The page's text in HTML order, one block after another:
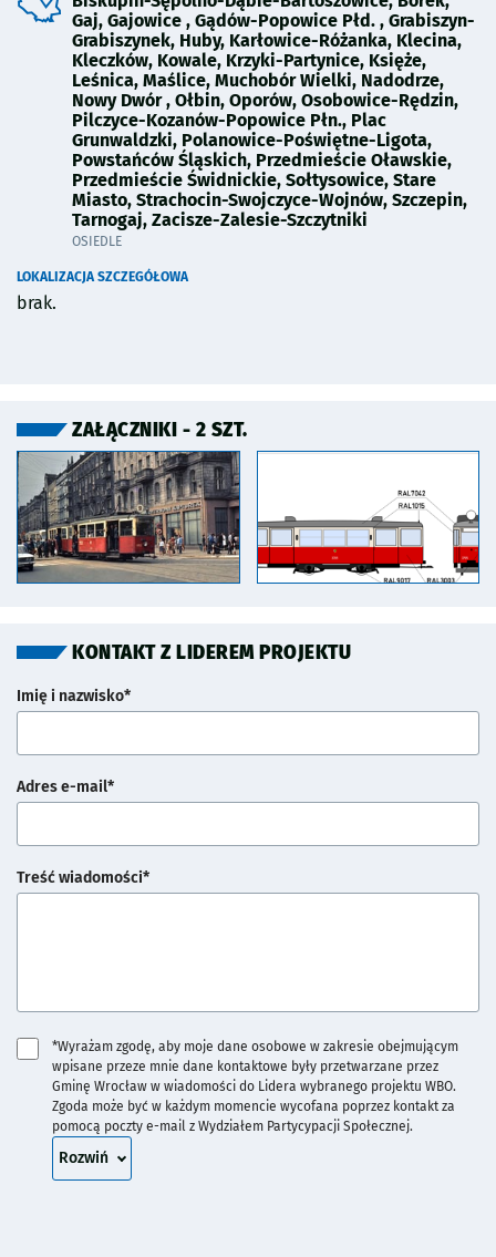
Gaj, Gajowice , Gądów-Popowice Płd. , Grabiszyn-
Grabiszynek, Huby, Karłowice-Różanka, Klecina,
Kleczków, Kowale, Krzyki-Partynice, Księże,
Leśnica, Maślice, Muchobór Wielki, Nadodrze,
Nowy Dwór , Ołbin, Oporów, Osobowice-Rędzin,
Pilczyce-Kozanów-Popowice Płn., Plac
Grunwaldzki, Polanowice-Poświętne-Ligota,
Powstańców Śląskich, Przedmieście Oławskie,
Przedmieście Świdnickie, Sołtysowice, Stare
Miasto, Strachocin-Swojczyce-Wojnów, Szczepin,
Tarnogaj, Zacisze-Zalesie-Szczytniki
OSIEDLE
LOKALIZACJA SZCZEGÓŁOWA
brak.
ZAŁĄCZNIKI - 2 SZT.
KONTAKT Z LIDEREM PROJEKTU
Imię i nazwisko*
Adres e-mail*
Treść wiadomości*
*Wyrażam zgodę, aby moje dane osobowe w zakresie obejmującym
wpisane przeze mnie dane kontaktowe były przetwarzane przez
Gminę Wrocław w wiadomości do Lidera wybranego projektu WBO.
Zgoda może być w każdym momencie wycofana poprzez kontakt za
pomocą poczty e-mail z Wydziałem Partycypacji Społecznej.
Rozwińtreść zgody